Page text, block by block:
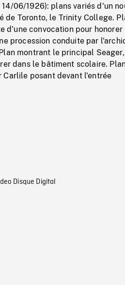
06/1926): plans variés d'un
de Toronto, le Trinity College.
d'une convocation pour honorer
procession conduite par
montrant le principal Seager,
dans le bâtiment scolaire.
Carlile posant devant l'entrée
Disque Digital